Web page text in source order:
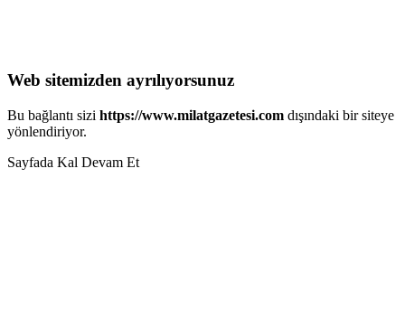
Web sitemizden ayrılıyorsunuz
Bu bağlantı sizi https://www.milatgazetesi.com dışındaki bir siteye
yönlendiriyor.
Sayfada Kal Devam Et